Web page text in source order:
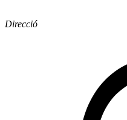
Direcció